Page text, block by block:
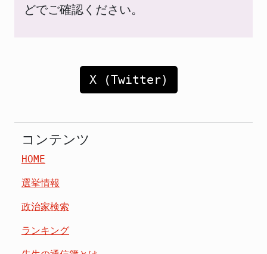
どでご確認ください。
X (Twitter)
コンテンツ
HOME
選挙情報
政治家検索
ランキング